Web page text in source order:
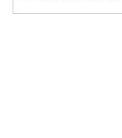
に行ってきました。
てますけどね。 まあ
結婚式から参加する